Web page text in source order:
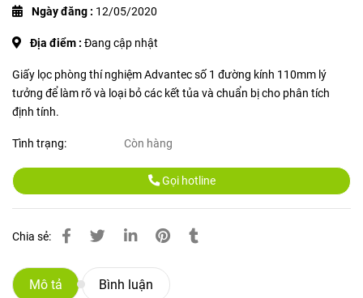
Ngày đăng : 12/05/2020
Địa điểm : Đang cập nhật
Giấy lọc phòng thí nghiệm Advantec số 1 đường kính 110mm lý
tưởng để làm rõ và loại bỏ các kết tủa và chuẩn bị cho phân tích
định tính.
Tình trạng: Còn hàng
Gọi hotline
Chia sẻ:
Mô tả Bình luận